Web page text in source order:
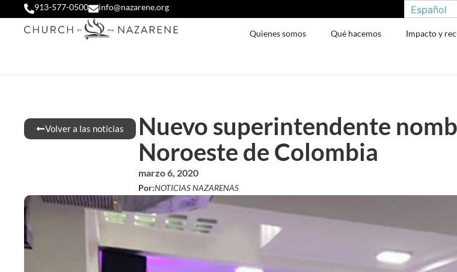
913-577-0500 info@nazarene.org Español
Quienes somos Qué hacemos Impacto y
Volver a las noticias
Nuevo superintendente
Noroeste de Colombia
marzo 6, 2020
Por:NOTICIAS NAZARENAS